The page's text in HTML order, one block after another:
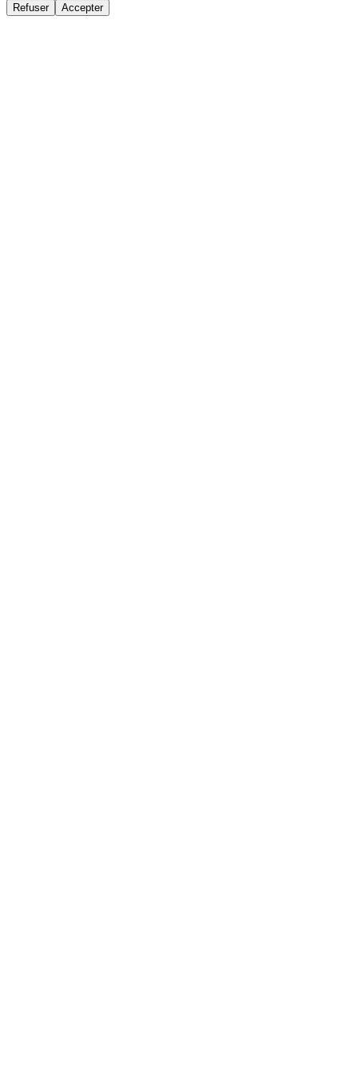
Refuser Accepter